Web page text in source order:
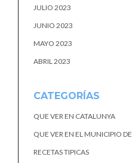
JULIO 2023
JUNIO 2023
MAYO 2023
ABRIL 2023
CATEGORÍAS
QUE VER EN CATALUNYA
QUE VER EN EL MUNICIPIO DE
RECETAS TIPICAS